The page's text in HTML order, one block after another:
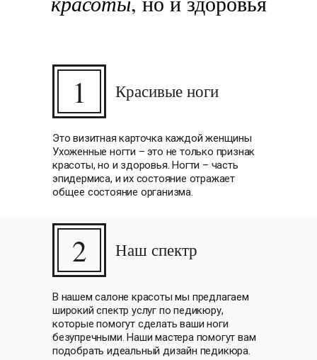
1 Красивые ноги
Это визитная карточка каждой женщины
Ухоженные ногти – это не только признак
красоты, но и здоровья. Ногти – часть
эпидермиса, и их состояние отражает
общее состояние организма.
2 Наш спектр
В нашем салоне красоты мы предлагаем
широкий спектр услуг по педикюру,
которые помогут сделать ваши ноги
безупречными. Наши мастера помогут вам
подобрать идеальный дизайн педикюра.